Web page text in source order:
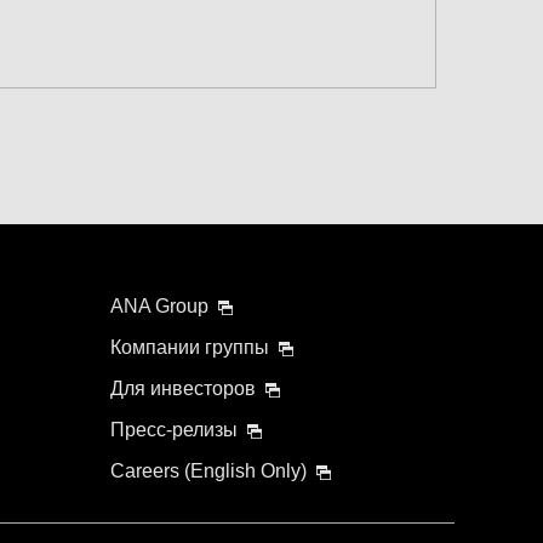
и время пересадки
ANA Group
Компании группы
Для инвесторов
Пресс-релизы
Careers (English Only)